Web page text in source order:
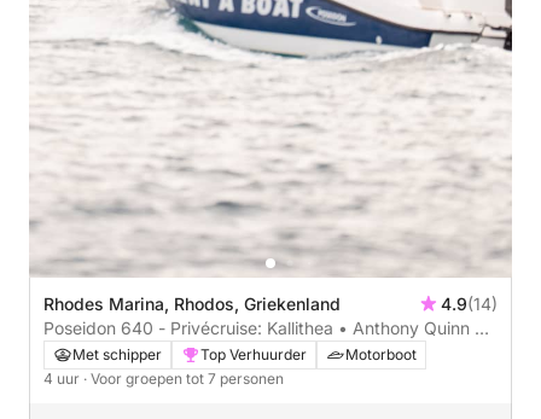
Rhodes Marina, Rhodos, Griekenland 4.9(14)
Poseidon 640 - Privécruise: Kallithea • Anthony Quinn •
Grotten van Traganou
Met schipper Top Verhuurder
Motorboot
4 uur · Voor groepen tot 7 personen